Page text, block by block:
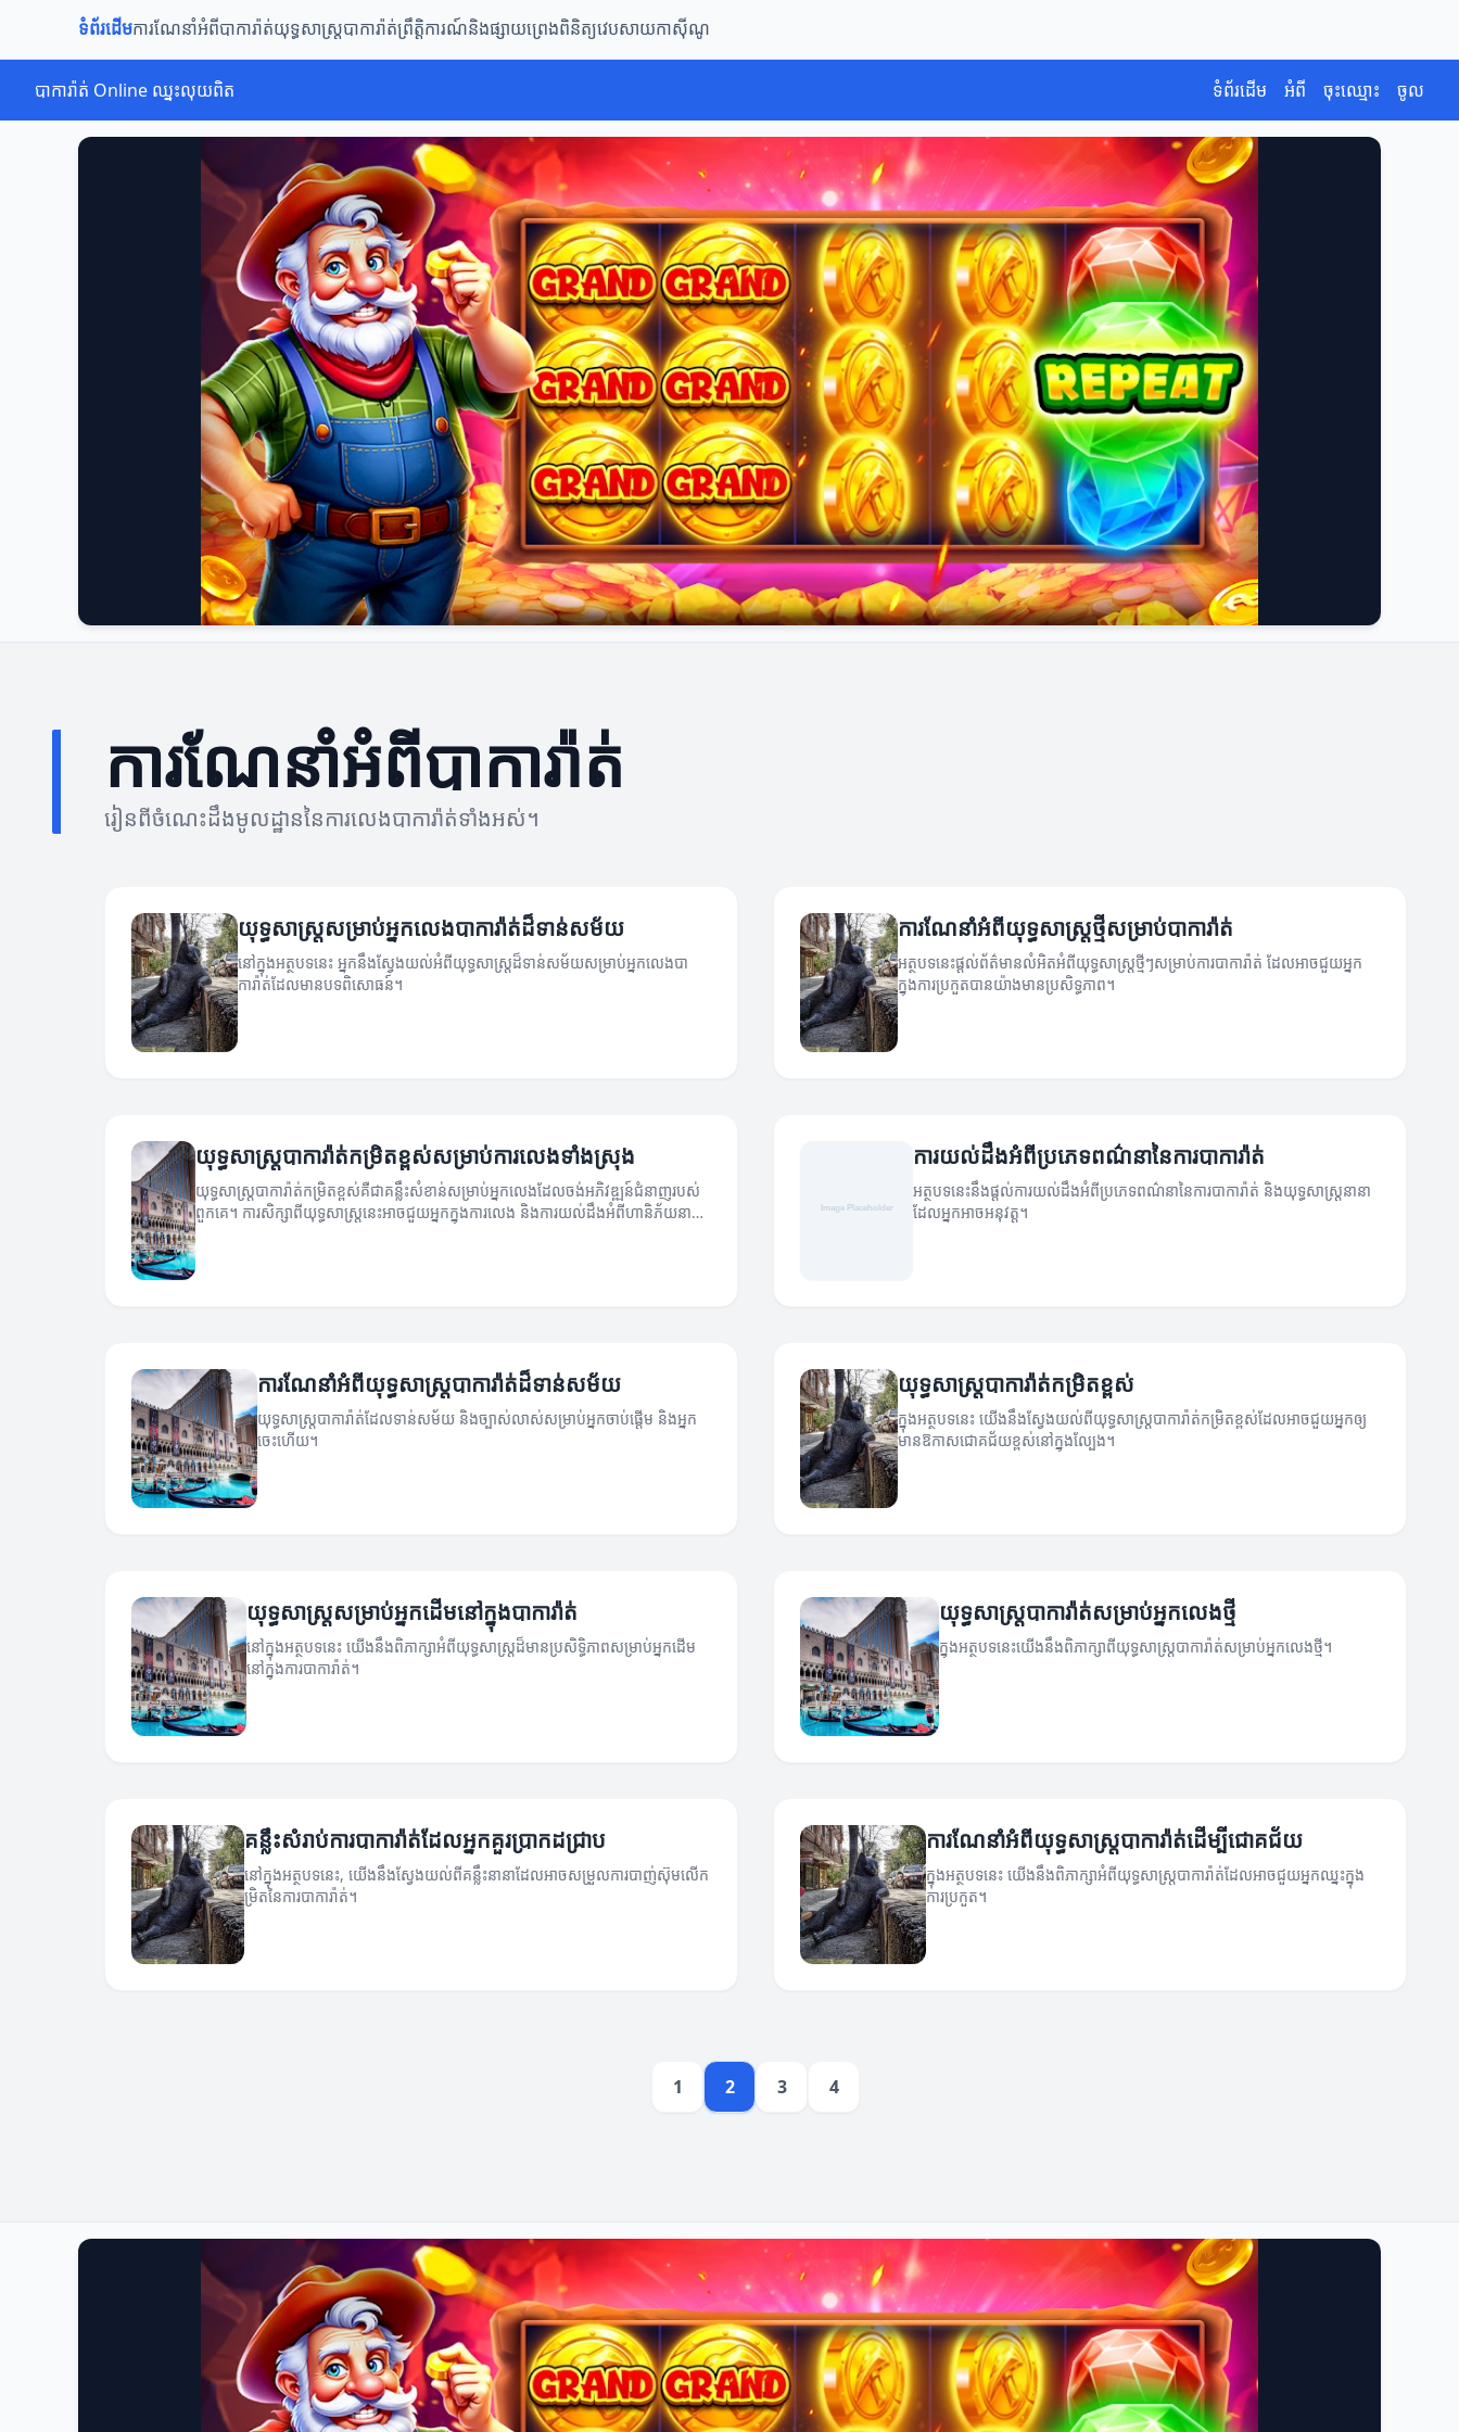
ទំព័រដើមការណែនាំអំពីបាការ៉ាត់យុទ្ធសាស្ត្របាការ៉ាត់ព្រឹត្តិការណ៍និងផ្សាយព្រេងពិនិត្យវេបសាយកាស៊ីណូ
បាការ៉ាត់ Online ឈ្នះលុយពិត ទំព័រដើម អំពី ចុះឈ្មោះ ចូល
ការណែនាំអំពីបាការ៉ាត់
រៀនពីចំណេះដឹងមូលដ្ឋាននៃការលេងបាការ៉ាត់ទាំងអស់។
យុទ្ធសាស្ត្រសម្រាប់អ្នកលេងបាការ៉ាត់ដ៏ទាន់សម័យ
នៅក្នុងអត្ថបទនេះ អ្នកនឹងស្វែងយល់អំពីយុទ្ធសាស្ត្រដ៏ទាន់សម័យសម្រាប់អ្នកលេងបា
ការ៉ាត់ដែលមានបទពិសោធន៍។
ការណែនាំអំពីយុទ្ធសាស្ត្រថ្មីសម្រាប់បាការ៉ាត់
អត្ថបទនេះផ្ដល់ព័ត៌មានលំអិតអំពីយុទ្ធសាស្ត្រថ្មីៗសម្រាប់ការបាការ៉ាត់ ដែលអាចជួយអ្នក
ក្នុងការប្រកួតបានយ៉ាងមានប្រសិទ្ធភាព។
យុទ្ធសាស្ដ្របាការ៉ាត់កម្រិតខ្ពស់សម្រាប់ការលេងទាំងស្រុង
យុទ្ធសាស្ត្របាការ៉ាត់កម្រិតខ្ពស់គឺជាគន្លឹះសំខាន់សម្រាប់អ្នកលេងដែលចង់អភិវឌ្ឍន៍ជំនាញរបស់
ពួកគេ។ ការសិក្សាពីយុទ្ធសាស្ត្រនេះអាចជួយអ្នកក្នុងការលេង និងការយល់ដឹងអំពីហានិភ័យនានា
ដែលអាចកើតមាន។
ការយល់ដឹងអំពីប្រភេទពណ៌នានៃការបាការ៉ាត់
អត្ថបទនេះនឹងផ្ដល់ការយល់ដឹងអំពីប្រភេទពណ៌នានៃការបាការ៉ាត់ និងយុទ្ធសាស្ត្រនានា
ដែលអ្នកអាចអនុវត្ត។
ការណែនាំអំពីយុទ្ធសាស្ត្របាការ៉ាត់ដ៏ទាន់សម័យ
យុទ្ធសាស្ត្របាការ៉ាត់ដែលទាន់សម័យ និងច្បាស់លាស់សម្រាប់អ្នកចាប់ផ្តើម និងអ្នក
ចេះហើយ។
យុទ្ធសាស្ត្របាការ៉ាត់កម្រិតខ្ពស់
ក្នុងអត្ថបទនេះ យើងនឹងស្វែងយល់ពីយុទ្ធសាស្ត្របាការ៉ាត់កម្រិតខ្ពស់ដែលអាចជួយអ្នកឲ្យ
មានឱកាសជោគជ័យខ្ពស់នៅក្នុងល្បែង។
យុទ្ធសាស្ត្រសម្រាប់អ្នកដើមនៅក្នុងបាការ៉ាត់
នៅក្នុងអត្ថបទនេះ យើងនឹងពិភាក្សាអំពីយុទ្ធសាស្ត្រដ៏មានប្រសិទ្ធិភាពសម្រាប់អ្នកដើម
នៅក្នុងការបាការ៉ាត់។
យុទ្ធសាស្ត្របាការ៉ាត់សម្រាប់អ្នកលេងថ្មី
ក្នុងអត្ថបទនេះយើងនឹងពិភាក្សាពីយុទ្ធសាស្ត្របាការ៉ាត់សម្រាប់អ្នកលេងថ្មី។
គន្លឹះសំរាប់ការបាការ៉ាត់ដែលអ្នកគួរប្រាកដជ្រាប
នៅក្នុងអត្ថបទនេះ, យើងនឹងស្វែងយល់ពីគន្លឹះនានាដែលអាចសម្រួលការបាញ់ស៊ុមលើក
ម្រិតនៃការបាការ៉ាត់។
ការណែនាំអំពីយុទ្ធសាស្ត្របាការ៉ាត់ដើម្បីជោគជ័យ
ក្នុងអត្ថបទនេះ យើងនឹងពិភាក្សាអំពីយុទ្ធសាស្ត្របាការ៉ាត់ដែលអាចជួយអ្នកឈ្នះក្នុង
ការប្រកួត។
1 2 3 4